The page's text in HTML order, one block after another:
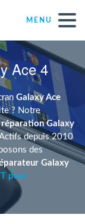
MENU
Ace 4
Galaxy Ace
? Notre
réparation Galaxy
depuis 2010
des
Galaxy
pour